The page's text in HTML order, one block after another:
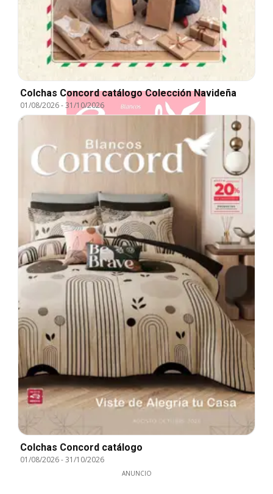
Colchas Concord catálogo Colección Navideña
01/08/2026-31/10/2026
Colchas Concord catálogo
01/08/2026-31/10/2026
ANUNCIO